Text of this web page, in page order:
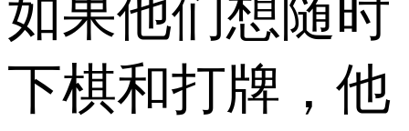
如果他们想随时
下棋和打牌，他